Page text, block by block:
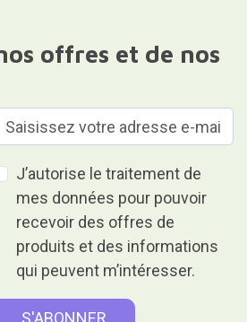
offres et de nos
J’autorise le traitement de
mes données pour pouvoir
recevoir des offres de
produits et des informations
qui peuvent m’intéresser.